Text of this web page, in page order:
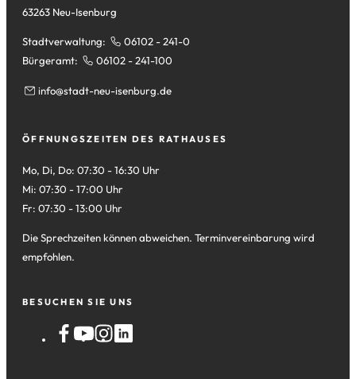
63263 Neu-Isenburg
Stadtverwaltung:
06102 - 241-0
Bürgeramt:
06102 - 241-100
info stadt-neu-isenburg de
ÖFFNUNGSZEITEN DES RATHAUSES
Mo, Di, Do: 07:30 - 16:30 Uhr
Mi: 07:30 - 17:00 Uhr
Fr: 07:30 - 13:00 Uhr
Die Sprechzeiten können abweichen. Terminvereinbarung wird
empfohlen.
BESUCHEN SIE UNS